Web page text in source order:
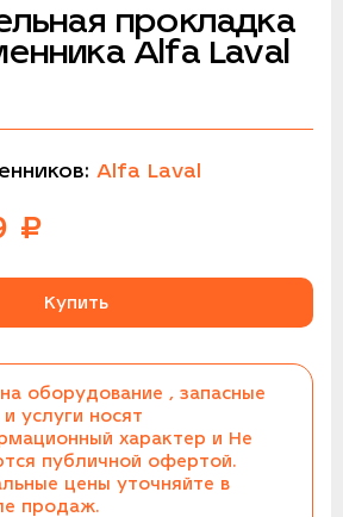
прокладка
Alfa Laval
Alfa Laval
₽
Купить
оборудование , запасные
и услуги носят
характер и Не
публичной офертой.
цены уточняйте в
продаж.